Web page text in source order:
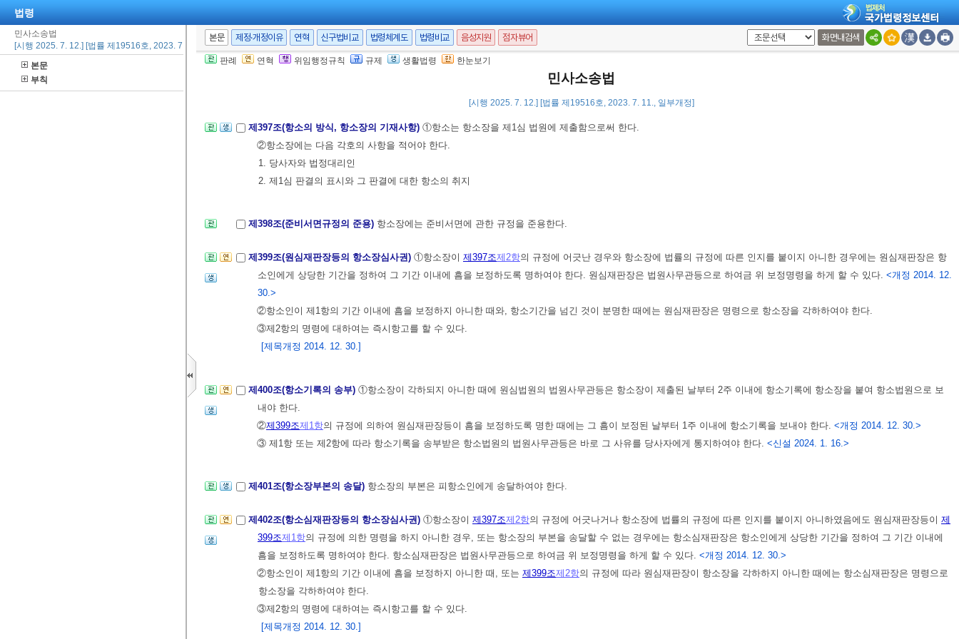
법령
민사소송법
[시행 2025. 7. 12.] [법률 제19516호, 2023. 7. 11., 일부개정]
본문
부칙
본문 제정·개정이유 연혁 신구법비교 법령체계도 법령비교 음성지원 점자뷰어 화면내검색
판례 연혁 위임행정규칙 규제 생활법령 한눈보기
민사소송법
[시행 2025. 7. 12.] [법률 제19516호, 2023. 7. 11., 일부개정]
③항소를 한 뒤의 항소권의 포기는 항소취하의 효력도 가진다.
제396조(항소기간) ①항소는 판결서가 송달된 날부터 2주 이내에 하여야 한다. 다만, 판결서 송달전에도 할 수 있다.
제397조(항소의 방식, 항소장의 기재사항) ①항소는 항소장을 제1심 법원에 제출함으로써 한다.
②항소장에는 다음 각호의 사항을 적어야 한다.
1. 당사자와 법정대리인
2. 제1심 판결의 표시와 그 판결에 대한 항소의 취지
제398조(준비서면규정의 준용) 항소장에는 준비서면에 관한 규정을 준용한다.
제399조(원심재판장등의 항소장심사권) ①항소장이 제397조제2항의 규정에 어긋난 경우와 항소장에 법률의 규정에 따른 인지를 붙이지 아니한 경우에는 원심재판장은 항
소인에게 상당한 기간을 정하여 그 기간 이내에 흠을 보정하도록 명하여야 한다. 원심재판장은 법원사무관등으로 하여금 위 보정명령을 하게 할 수 있다. <개정 2014. 12.
30.>
②항소인이 제1항의 기간 이내에 흠을 보정하지 아니한 때와, 항소기간을 넘긴 것이 분명한 때에는 원심재판장은 명령으로 항소장을 각하하여야 한다.
③제2항의 명령에 대하여는 즉시항고를 할 수 있다.
[제목개정 2014. 12. 30.]
제400조(항소기록의 송부) ①항소장이 각하되지 아니한 때에 원심법원의 법원사무관등은 항소장이 제출된 날부터 2주 이내에 항소기록에 항소장을 붙여 항소법원으로 보
내야 한다.
②제399조제1항의 규정에 의하여 원심재판장등이 흠을 보정하도록 명한 때에는 그 흠이 보정된 날부터 1주 이내에 항소기록을 보내야 한다. <개정 2014. 12. 30.>
③ 제1항 또는 제2항에 따라 항소기록을 송부받은 항소법원의 법원사무관등은 바로 그 사유를 당사자에게 통지하여야 한다. <신설 2024. 1. 16.>
제401조(항소장부본의 송달) 항소장의 부본은 피항소인에게 송달하여야 한다.
제402조(항소심재판장등의 항소장심사권) ①항소장이 제397조제2항의 규정에 어긋나거나 항소장에 법률의 규정에 따른 인지를 붙이지 아니하였음에도 원심재판장등이 제
399조제1항의 규정에 의한 명령을 하지 아니한 경우, 또는 항소장의 부본을 송달할 수 없는 경우에는 항소심재판장은 항소인에게 상당한 기간을 정하여 그 기간 이내에
흠을 보정하도록 명하여야 한다. 항소심재판장은 법원사무관등으로 하여금 위 보정명령을 하게 할 수 있다. <개정 2014. 12. 30.>
②항소인이 제1항의 기간 이내에 흠을 보정하지 아니한 때, 또는 제399조제2항의 규정에 따라 원심재판장이 항소장을 각하하지 아니한 때에는 항소심재판장은 명령으로
항소장을 각하하여야 한다.
③제2항의 명령에 대하여는 즉시항고를 할 수 있다.
[제목개정 2014. 12. 30.]